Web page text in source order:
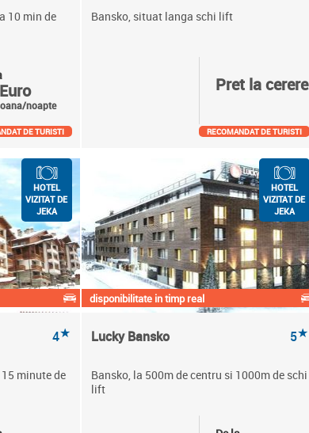
10 min de
noapte
DE TURISTI
Bansko, situat langa schi lift
Pret la cerere
RECOMANDAT DE TURISTI
4★
minute de
HOTEL
VIZITAT DE
JEKA
disponibilitate in timp real
Lucky Bansko 5★
Bansko, la 500m de centru si 1000m de schi
lift
HOTEL
VIZITAT DE
JEKA